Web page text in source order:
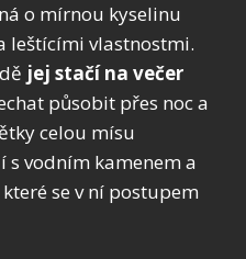
o mírnou kyselinu
leštícími vlastnostmi.
jej stačí na večer
působit přes noc a
celou mísu
s vodním kamenem a
se v ní postupem